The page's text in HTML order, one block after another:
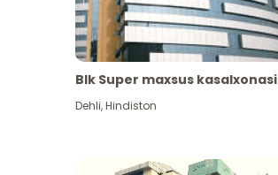
Blk Super maxsus kasalxonasi
Dehli,Hindiston